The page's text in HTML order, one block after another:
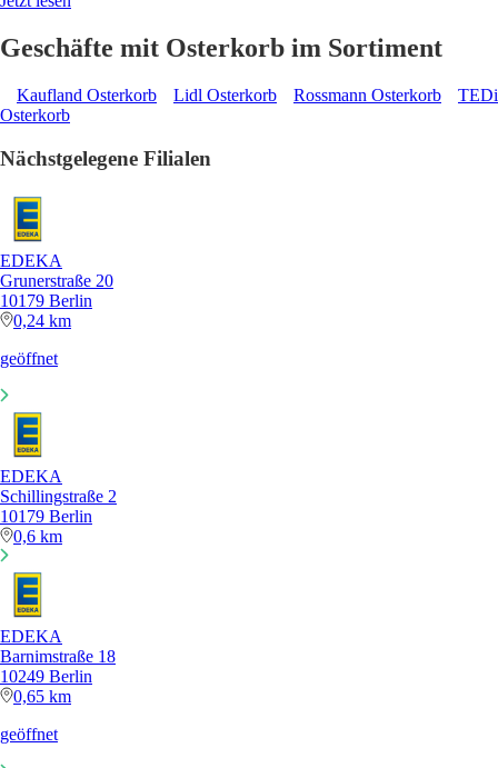
Geschäfte mit Osterkorb im Sortiment
Kaufland Osterkorb Lidl Osterkorb Rossmann Osterkorb
TEDi
Osterkorb
Nächstgelegene Filialen
EDEKA
Grunerstraße 20
10179 Berlin
0,24 km
geöffnet
EDEKA
Schillingstraße 2
10179 Berlin
0,6 km
EDEKA
Barnimstraße 18
10249 Berlin
0,65 km
geöffnet